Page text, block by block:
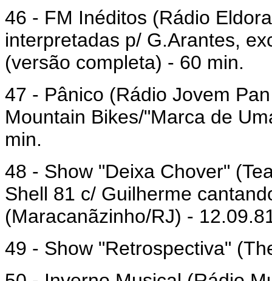
46 - FM Inéditos (Rádio
interpretadas p/ G.Arantes,
(versão completa) - 60 min.
47 - Pânico (Rádio Jovem
Mountain Bikes/"Marca de
min.
48 - Show "Deixa Chover"
Shell 81 c/ Guilherme
(Maracanãzinho/RJ) -
49 - Show "Retrospectiva"